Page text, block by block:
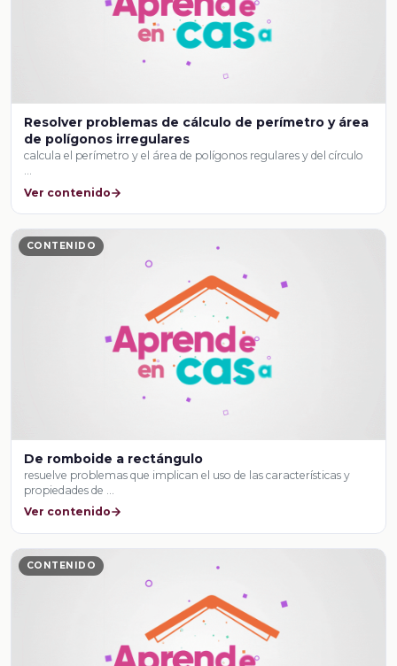
Resolver problemas de cálculo de perímetro y área
de polígonos irregulares
calcula el perímetro y el área de polígonos regulares y del círculo
…
Ver contenido
CONTENIDO
De romboide a rectángulo
resuelve problemas que implican el uso de las características y
propiedades de …
Ver contenido
CONTENIDO